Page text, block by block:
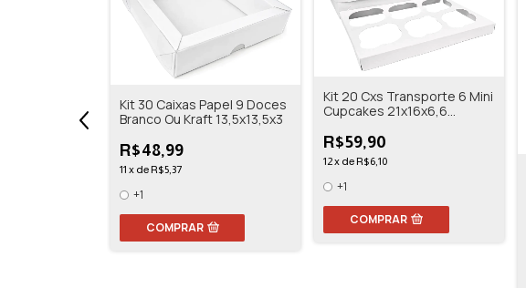
Kit 30 Caixas Papel 9 Doces
Branco Ou Kraft 13,5x13,5x3
R$48,99
11 x de R$5,37
+1
COMPRAR
Kit 20 Cxs Transporte 6 Mini
Cupcakes 21x16x6,6
R$59,90
12x de R$6,10
+1
COMPRAR